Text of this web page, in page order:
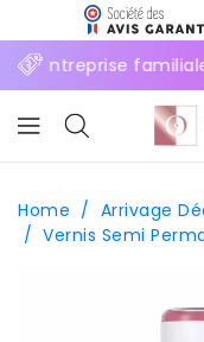
⚡ Entreprise
Home / Arrivage
/ Vernis Semi